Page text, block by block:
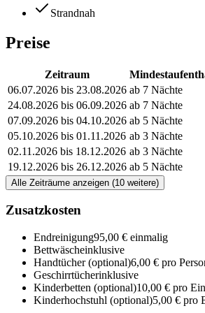
Strandnah
Preise
Zeitraum
06.07.2026 bis 23.08.2026 ab 7 Nächte
24.08.2026 bis 06.09.2026 ab 7 Nächte
07.09.2026 bis 04.10.2026 ab 5 Nächte
05.10.2026 bis 01.11.2026 ab 3 Nächte
02.11.2026 bis 18.12.2026 ab 3 Nächte
19.12.2026 bis 26.12.2026 ab 5 Nächte
Alle Zeiträume anzeigen (10 weitere)
Zusatzkosten
Endreinigung95,00 € einmalig
Bettwäscheinklusive
Handtücher(optional)6,00 € pro
Geschirrtücherinklusive
Kinderbetten (optional)10,00 € pro
Kinderhochstuhl (optional)5,00 € pro